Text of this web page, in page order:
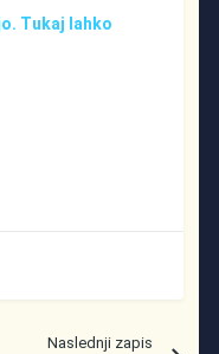
Tukaj lahko
Naslednji zapis